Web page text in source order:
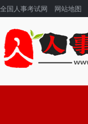
全国人事考试网 网站地图